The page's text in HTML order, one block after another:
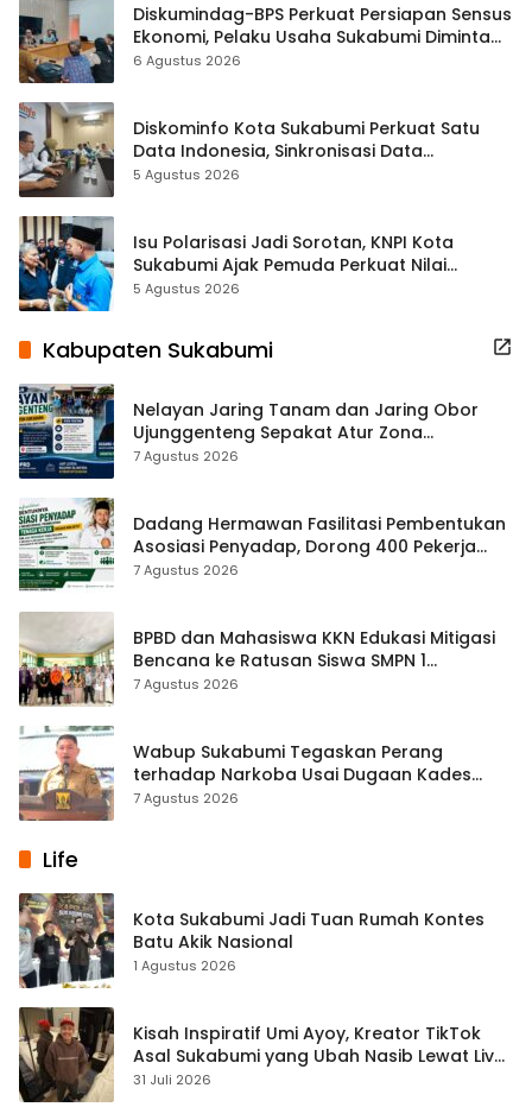
Diskumindag-BPS Perkuat Persiapan Sensus
Ekonomi, Pelaku Usaha Sukabumi Diminta
Terbuka Beri Data
6 Agustus 2026
Diskominfo Kota Sukabumi Perkuat Satu
Data Indonesia, Sinkronisasi Data
Kewilayahan Dikebut
5 Agustus 2026
Isu Polarisasi Jadi Sorotan, KNPI Kota
Sukabumi Ajak Pemuda Perkuat Nilai
Kebangsaan
5 Agustus 2026
Kabupaten Sukabumi
Nelayan Jaring Tanam dan Jaring Obor
Ujunggenteng Sepakat Atur Zona
Penangkapan
7 Agustus 2026
Dadang Hermawan Fasilitasi Pembentukan
Asosiasi Penyadap, Dorong 400 Pekerja
Dapat Perlindungan BPJS
7 Agustus 2026
BPBD dan Mahasiswa KKN Edukasi Mitigasi
Bencana ke Ratusan Siswa SMPN 1
Simpenan
7 Agustus 2026
Wabup Sukabumi Tegaskan Perang
terhadap Narkoba Usai Dugaan Kades
Terlibat
7 Agustus 2026
Life
Kota Sukabumi Jadi Tuan Rumah Kontes
Batu Akik Nasional
1 Agustus 2026
Kisah Inspiratif Umi Ayoy, Kreator TikTok
Asal Sukabumi yang Ubah Nasib Lewat Live
Streaming
31 Juli 2026